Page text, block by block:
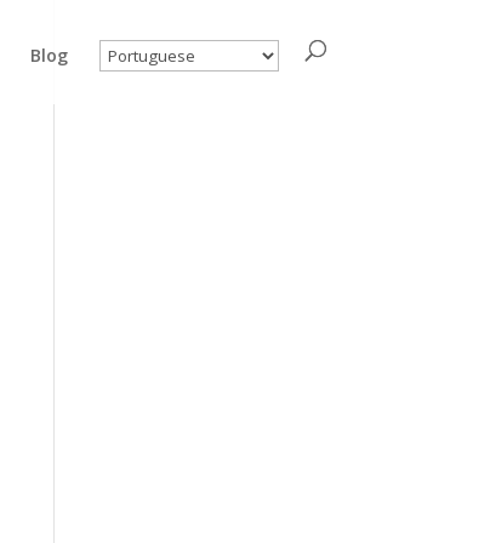
Blog